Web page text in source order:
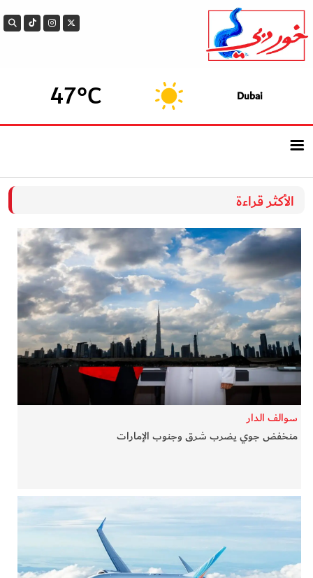
Dubai
47°C
الرئيسيــة
سوالف الدار
بيزنس
في المرمى
وثائقيات الخور
فن وثقافة
كوكب دبي
فيديو
كل الأقسام
الأكثر قراءة
سوالف الدار
منخفض جوي يضرب شرق وجنوب الإمارات